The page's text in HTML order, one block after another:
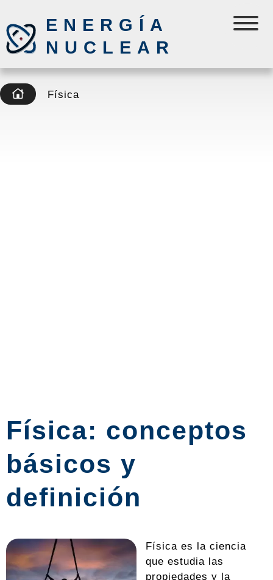
ENERGÍA
NUCLEAR
Física
Física: conceptos
básicos y
definición
Física es la ciencia
que estudia las
propiedades y la